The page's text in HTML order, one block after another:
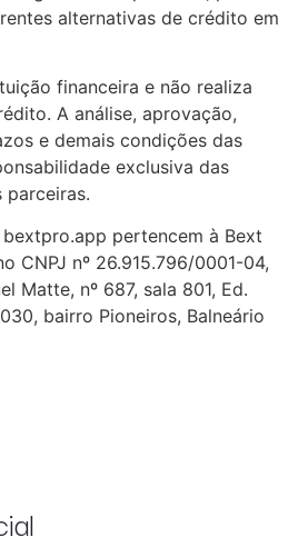
alternativas de crédito em
financeira e não realiza
A análise, aprovação,
e demais condições das
exclusiva das
parceiras.
pertencem à Bext
CNPJ nº 26.915.796/0001-04,
Matte, nº 687, sala 801, Ed.
bairro Pioneiros, Balneário